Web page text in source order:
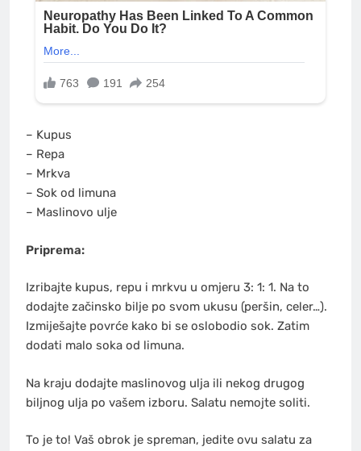
– Kupus
– Repa
– Mrkva
– Sok od limuna
– Maslinovo ulje
Priprema:
Izribajte kupus, repu i mrkvu u omjeru 3: 1: 1. Na to
dodajte začinsko bilje po svom ukusu (peršin, celer…).
Izmiješajte povrće kako bi se oslobodio sok. Zatim
dodati malo soka od limuna.
Na kraju dodajte maslinovog ulja ili nekog drugog
biljnog ulja po vašem izboru. Salatu nemojte soliti.
To je to! Vaš obrok je spreman, jedite ovu salatu za